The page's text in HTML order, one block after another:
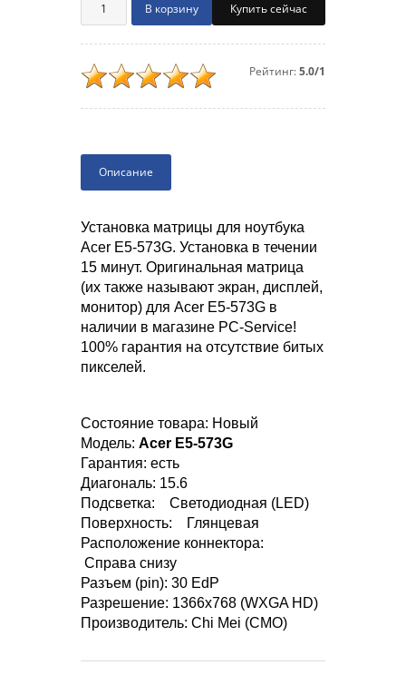
Купить сейчас
Рейтинг:5.0/1
Описание
Установка матрицы для ноутбука
Acer E5-573G. Установка в течении
15 минут. Оригинальная матрица
(их также называют экран, дисплей,
монитор) для Acer E5-573G в
наличии в магазине PC-Service!
100% гарантия на отсутствие битых
пикселей.
Состояние товара: Новый
Модель: Acer E5-573G
Гарантия: есть
Диагональ: 15.6
Подсветка: Светодиодная (LED)
Поверхность: Глянцевая
Расположение коннектора:
Справа снизу
Разъем (pin): 30 EdP
Разрешение: 1366x768 (WXGA HD)
Производитель: Chi Mei (CMO)